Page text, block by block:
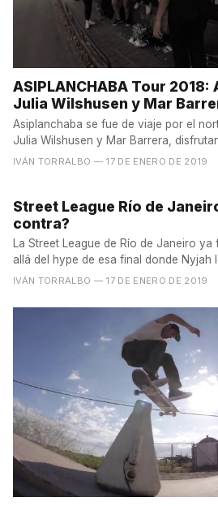
ASIPLANCHABA Tour
Julia Wilshusen y Mar
Asiplanchaba se fue de viaje por el
Julia Wilshusen y Mar Barrera,
IVÁN TORRALBO — 17 DE ENERO DE 2019
Street League Río de
contra?
La Street League de Río de Janeiro
allá del hype de esa final donde Nyjah
IVÁN TORRALBO — 17 DE ENERO DE 2019